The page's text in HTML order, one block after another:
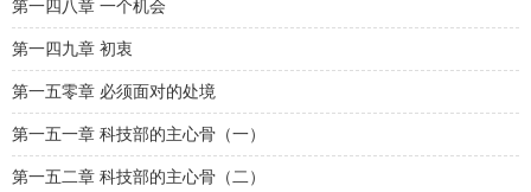
第一四八章 一个机会
第一四九章 初衷
第一五零章 必须面对的处境
第一五一章 科技部的主心骨（一）
第一五二章 科技部的主心骨（二）